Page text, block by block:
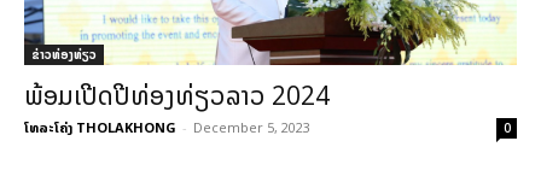
ຂ່າວທ່ອງທ່ຽວ
ພ້ອມເປີດປີ​ທ່ອງ​ທ່ຽວ​ລາວ 2024
ໂທລະໂຄ່ງ THOLAKHONG - December 5, 2023 0